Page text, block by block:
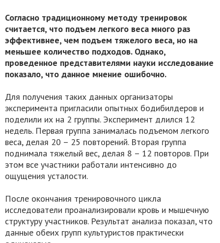
Согласно традиционному методу тренировок
считается, что подъем легкого веса много раз
эффективнее, чем подъем тяжелого веса, но на
меньшее количество подходов. Однако,
проведенное представителями науки исследование
показало, что данное мнение ошибочно.
Для получения таких данных организаторы
эксперимента пригласили опытных бодибилдеров и
поделили их на 2 группы. Эксперимент длился 12
недель. Первая группа занималась подъемом легкого
веса, делая 20 – 25 повторений. Вторая группа
поднимала тяжелый вес, делая 8 – 12 повторов. При
этом все участники работали интенсивно до
ощущения усталости.
После окончания тренировочного цикла
исследователи проанализировали кровь и мышечную
структуру участников. Результат анализа показал, что
данные обеих групп культуристов практически